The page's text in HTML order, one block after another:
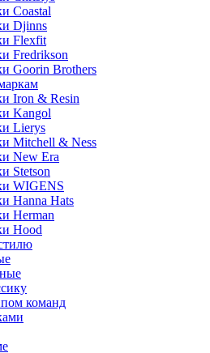
Coastal
Djinns
Flexfit
Fredrikson
Goorin Brothers
Iron & Resin
Kangol
Lierys
Mitchell & Ness
New Era
Stetson
WIGENS
Hanna Hats
Herman
Hood
команд